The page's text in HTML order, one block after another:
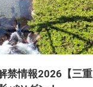
禁情報2026【三重